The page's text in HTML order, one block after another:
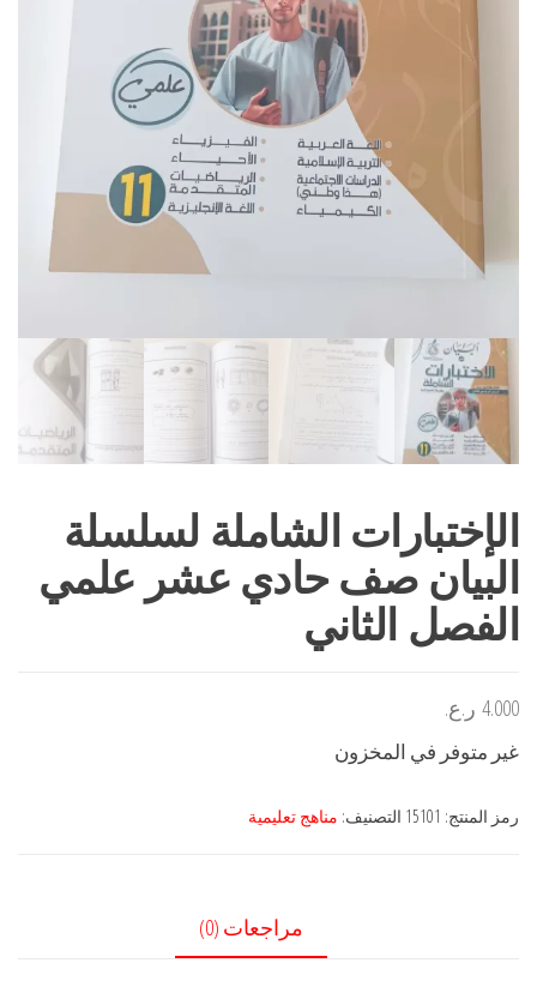
الإختبارات الشاملة لسلسلة
البيان صف حادي عشر علمي
الفصل الثاني
4.000 ر.ع.
غير متوفر في المخزون
رمز المنتج: 15101 التصنيف: مناهج تعليمية
مراجعات (0)